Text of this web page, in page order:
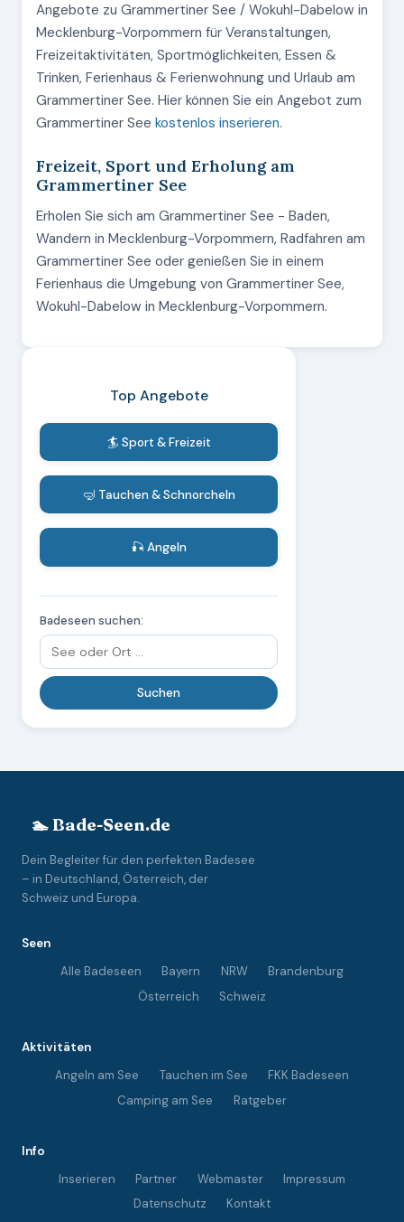
Angebote zu Grammertiner See / Wokuhl-Dabelow in
Mecklenburg-Vorpommern für Veranstaltungen,
Freizeitaktivitäten, Sportmöglichkeiten, Essen &
Trinken, Ferienhaus & Ferienwohnung und Urlaub am
Grammertiner See. Hier können Sie ein Angebot zum
Grammertiner See kostenlos inserieren.
Freizeit, Sport und Erholung am
Grammertiner See
Erholen Sie sich am Grammertiner See - Baden,
Wandern in Mecklenburg-Vorpommern, Radfahren am
Grammertiner See oder genießen Sie in einem
Ferienhaus die Umgebung von Grammertiner See,
Wokuhl-Dabelow in Mecklenburg-Vorpommern.
Top Angebote
🏄 Sport & Freizeit
🤿 Tauchen & Schnorcheln
🎣 Angeln
Badeseen suchen:
🏊 Bade-Seen.de
Dein Begleiter für den perfekten Badesee
– in Deutschland, Österreich, der
Schweiz und Europa.
Seen
Alle Badeseen
Bayern NRW
Brandenburg
Österreich
Schweiz
Aktivitäten
Angeln am See
Tauchen im See
FKK Badeseen
Camping am See
Ratgeber
Info
Inserieren
Partner Webmaster
Impressum
Datenschutz
Kontakt